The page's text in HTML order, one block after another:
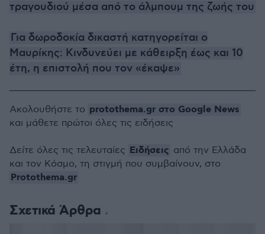
τραγουδιού μέσα από το άλμπουμ της ζωής του
Για δωροδοκία δικαστή κατηγορείται ο
Μαυρίκης: Κινδυνεύει με κάθειρξη έως και 10
έτη, η επιστολή που τον «έκαψε»
Σχετικά Άρθρα
Ακολουθήστε το protothema.gr στο Google News
και μάθετε πρώτοι όλες τις ειδήσεις
Δείτε όλες τις τελευταίες Ειδήσεις από την Ελλάδα
και τον Κόσμο, τη στιγμή που συμβαίνουν, στο
Protothema.gr